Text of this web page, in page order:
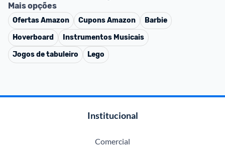
Mais opções
OfertasAmazon CuponsAmazon
Barbie
Hoverboard
Instrumentos Musicais
Jogos de tabuleiro
Lego
Institucional
Comercial